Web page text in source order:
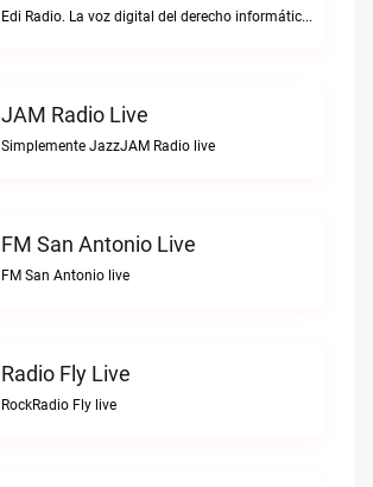
Edi Radio. La voz digital del derecho informático en hispanoaméricaEDI Radio live
JAM Radio Live
Simplemente JazzJAM Radio live
FM San Antonio Live
FM San Antonio live
Radio Fly Live
RockRadio Fly live